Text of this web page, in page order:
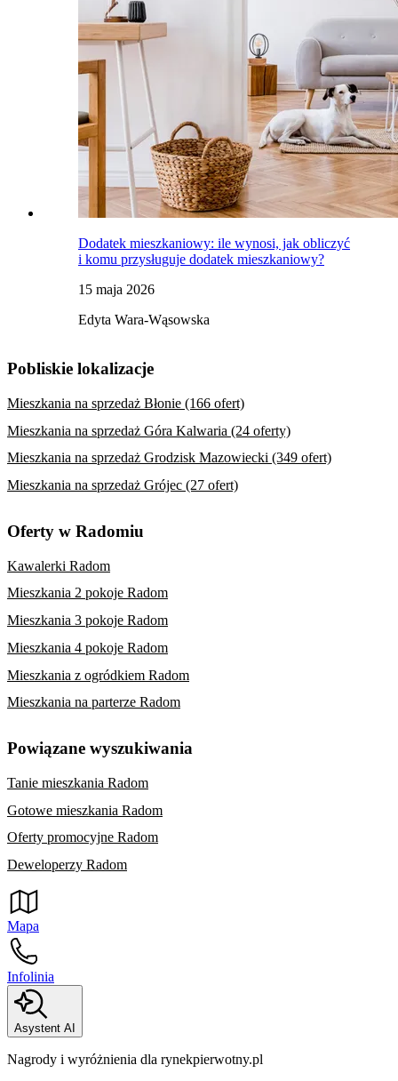
Dodatek mieszkaniowy: ile wynosi, jak obliczyć
i komu przysługuje dodatek mieszkaniowy?
15 maja 2026
Edyta Wara-Wąsowska
Pobliskie lokalizacje
Mieszkania na sprzedaż Błonie (166 ofert)
Mieszkania na sprzedaż Góra Kalwaria (24 oferty)
Mieszkania na sprzedaż Grodzisk Mazowiecki (349 ofert)
Mieszkania na sprzedaż Grójec (27 ofert)
Oferty w Radomiu
Kawalerki Radom
Mieszkania 2 pokoje Radom
Mieszkania 3 pokoje Radom
Mieszkania 4 pokoje Radom
Mieszkania z ogródkiem Radom
Mieszkania na parterze Radom
Powiązane wyszukiwania
Tanie mieszkania Radom
Gotowe mieszkania Radom
Oferty promocyjne Radom
Deweloperzy Radom
Mapa
Infolinia
Asystent AI
Nagrody i wyróżnienia dla rynekpierwotny.pl